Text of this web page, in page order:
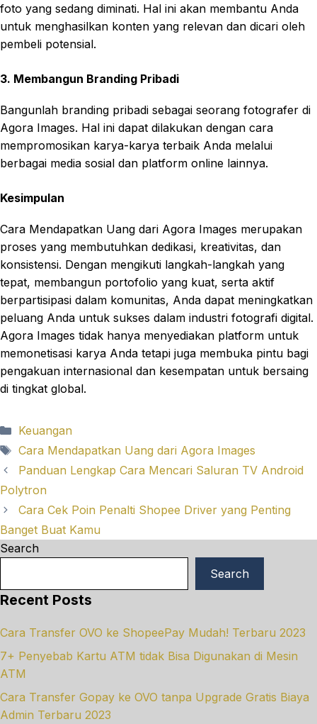
foto yang sedang diminati. Hal ini akan membantu Anda
untuk menghasilkan konten yang relevan dan dicari oleh
pembeli potensial.
3. Membangun Branding Pribadi
Bangunlah branding pribadi sebagai seorang fotografer di
Agora Images. Hal ini dapat dilakukan dengan cara
mempromosikan karya-karya terbaik Anda melalui
berbagai media sosial dan platform online lainnya.
Kesimpulan
Cara Mendapatkan Uang dari Agora Images merupakan
proses yang membutuhkan dedikasi, kreativitas, dan
konsistensi. Dengan mengikuti langkah-langkah yang
tepat, membangun portofolio yang kuat, serta aktif
berpartisipasi dalam komunitas, Anda dapat meningkatkan
peluang Anda untuk sukses dalam industri fotografi digital.
Agora Images tidak hanya menyediakan platform untuk
memonetisasi karya Anda tetapi juga membuka pintu bagi
pengakuan internasional dan kesempatan untuk bersaing
di tingkat global.
Categories
Keuangan
Tags
Cara Mendapatkan Uang dari Agora Images
Panduan Lengkap Cara Mencari Saluran TV Android
Polytron
Cara Cek Poin Penalti Shopee Driver yang Penting
Banget Buat Kamu
Search
Search
Recent Posts
Cara Transfer OVO ke ShopeePay Mudah! Terbaru 2023
7+ Penyebab Kartu ATM tidak Bisa Digunakan di Mesin
ATM
Cara Transfer Gopay ke OVO tanpa Upgrade Gratis Biaya
Admin Terbaru 2023